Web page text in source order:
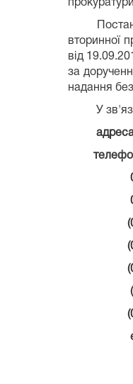
вторинної
від
за
надання
У